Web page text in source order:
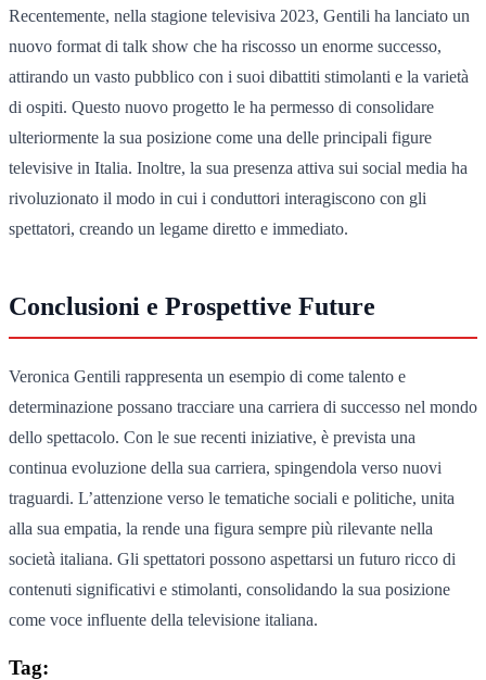
Recentemente, nella stagione televisiva 2023, Gentili ha lanciato un
nuovo format di talk show che ha riscosso un enorme successo,
attirando un vasto pubblico con i suoi dibattiti stimolanti e la varietà
di ospiti. Questo nuovo progetto le ha permesso di consolidare
ulteriormente la sua posizione come una delle principali figure
televisive in Italia. Inoltre, la sua presenza attiva sui social media ha
rivoluzionato il modo in cui i conduttori interagiscono con gli
spettatori, creando un legame diretto e immediato.
Conclusioni e Prospettive Future
Veronica Gentili rappresenta un esempio di come talento e
determinazione possano tracciare una carriera di successo nel mondo
dello spettacolo. Con le sue recenti iniziative, è prevista una
continua evoluzione della sua carriera, spingendola verso nuovi
traguardi. L’attenzione verso le tematiche sociali e politiche, unita
alla sua empatia, la rende una figura sempre più rilevante nella
società italiana. Gli spettatori possono aspettarsi un futuro ricco di
contenuti significativi e stimolanti, consolidando la sua posizione
come voce influente della televisione italiana.
Tag: